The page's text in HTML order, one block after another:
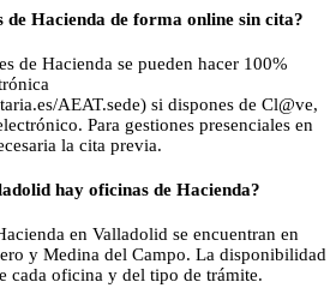
Hacienda de forma online sin cita?
de Hacienda se pueden hacer 100%
AEAT.sede) si dispones de Cl@ve,
Para gestiones presenciales en
la cita previa.
hay oficinas de Hacienda?
en Valladolid se encuentran en
y Medina del Campo. La disponibilidad
cada oficina y del tipo de trámite.